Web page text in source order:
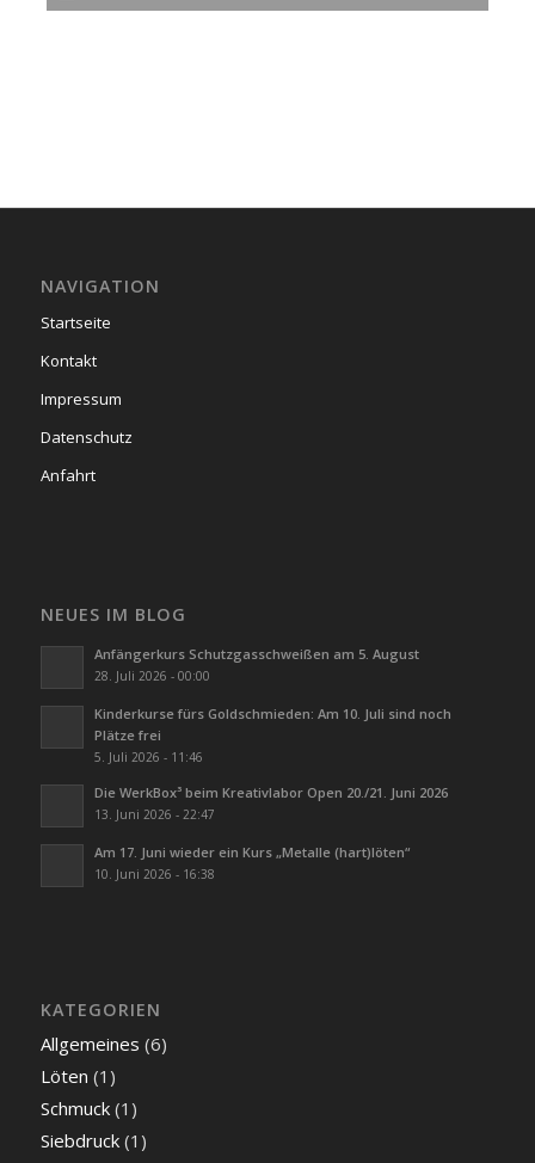
NAVIGATION
Startseite
Kontakt
Impressum
Datenschutz
Anfahrt
NEUES IM BLOG
Anfängerkurs Schutzgasschweißen am 5. August
28. Juli 2026 - 00:00
Kinderkurse fürs Goldschmieden: Am 10. Juli sind noch
Plätze frei
5. Juli 2026 - 11:46
Die WerkBox³ beim Kreativlabor Open 20./21. Juni 2026
13. Juni 2026 - 22:47
Am 17. Juni wieder ein Kurs „Metalle (hart)löten“
10. Juni 2026 - 16:38
KATEGORIEN
Allgemeines (6)
Löten (1)
Schmuck(1)
Siebdruck(1)